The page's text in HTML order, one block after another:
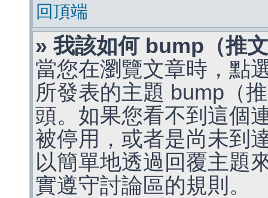
回頂端
» 我該如何 bump（推
當您在瀏覽文章時，點
所發表的主題 bump（
頭。如果您看不到這個
被停用，或者是尚未到
以簡單地透過回覆主題
實遵守討論區的規則。